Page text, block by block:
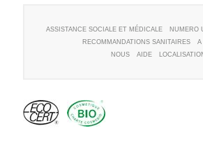
ASSISTANCE SOCIALE ET MÉDICALE NUMERO
RECOMMANDATIONS SANITAIRES
A
NOUS
AIDE